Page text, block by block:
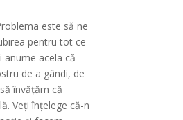
este să ne
pentru tot ce
acela că
de a gândi, de
învăţăm că
Veţi înţelege că-n